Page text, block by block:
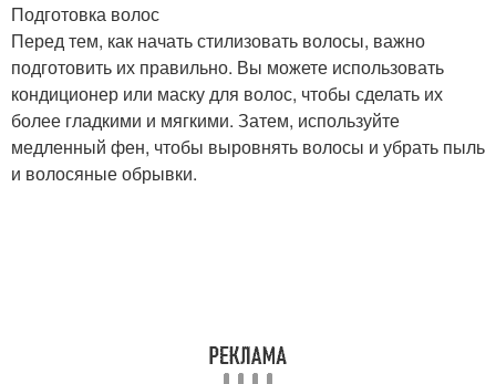
Подготовка волос
Перед тем, как начать стилизовать волосы, важно
подготовить их правильно. Вы можете использовать
кондиционер или маску для волос, чтобы сделать их
более гладкими и мягкими. Затем, используйте
медленный фен, чтобы выровнять волосы и убрать пыль
и волосяные обрывки.